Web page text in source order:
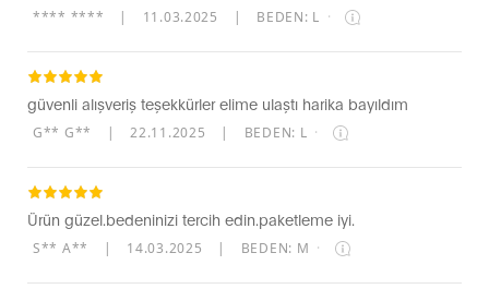
**** **** | 11.03.2025 | BEDEN: L ·
güvenli alışveriş teşekkürler elime ulaştı harika bayıldım
G** G** | 22.11.2025 | BEDEN: L ·
Ürün güzel.bedeninizi tercih edin.paketleme iyi.
S** A** | 14.03.2025 | BEDEN: M ·